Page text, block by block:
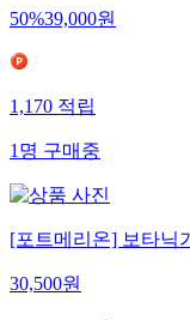
50%39,000원
1,170적립
1명구매중
[포트메리온] 보타닉
30,500원